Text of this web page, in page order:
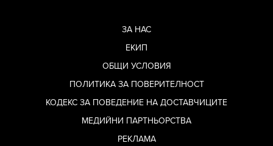
ЗА НАС
ЕКИП
ОБЩИ УСЛОВИЯ
ПОЛИТИКА ЗА ПОВЕРИТЕЛНОСТ
КОДЕКС ЗА ПОВЕДЕНИЕ НА ДОСТАВЧИЦИТЕ
МЕДИЙНИ ПАРТНЬОРСТВА
РЕКЛАМА